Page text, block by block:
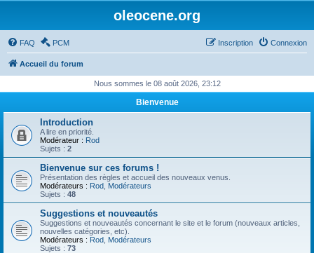
oleocene.org
FAQ PCM Connexion
Inscription
Accueil du forum
Nous sommes le 08 août 2026, 23:12
Bienvenue
Introduction
A lire en priorité.
Modérateur : Rod
Sujets : 2
Bienvenue sur ces forums !
Présentation des règles et accueil des nouveaux venus.
Modérateurs : Rod Modérateurs
Sujets : 48
Suggestions et nouveautés
Suggestions et nouveautés concernant le site et le forum (nouveaux articles,
nouvelles catégories, etc).
Modérateurs : Rod Modérateurs
Sujets : 73